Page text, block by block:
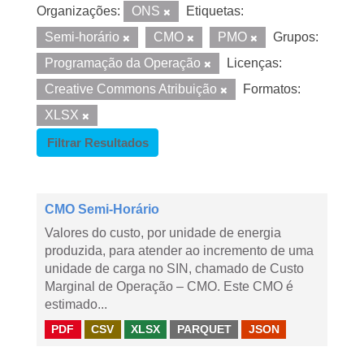
Organizações: ONS
Etiquetas:
Semi-horário
CMO PMO
Grupos:
Programação da Operação
Licenças:
Creative Commons Atribuição
Formatos:
XLSX
Filtrar Resultados
CMO Semi-Horário
Valores do custo, por unidade de energia
produzida, para atender ao incremento de uma
unidade de carga no SIN, chamado de Custo
Marginal de Operação – CMO. Este CMO é
estimado...
PDF CSV XLSX PARQUET JSON